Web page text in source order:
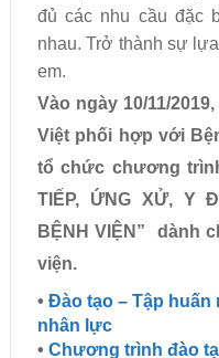
đủ các nhu cầu đặc
nhau. Trở thành sự
em.
Vào ngày 10/11/
Việt phối hợp với
tổ chức chương
TIẾP, ỨNG XỬ, Y
BỆNH VIỆN” dành
viện.
• Đào tạo – Tập huấn
nhân lực
• Chương trình đào